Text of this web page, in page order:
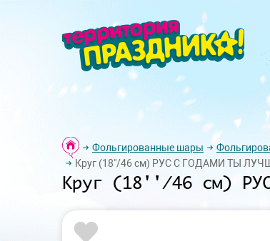
Фольгированные шары
Круг (18''/46 см) РУС С ГОДАМИ ТЫ
Круг (18''/46 см)